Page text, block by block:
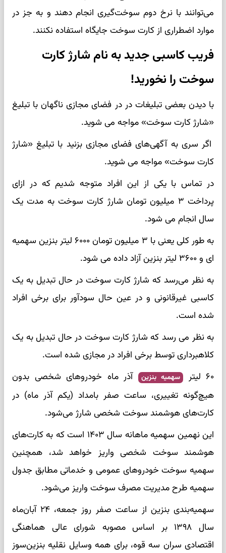
می‌توانند با نرخ دوم سوخت‌گیری انجام دهند و به جز در
موارد اضطراری از کارت سوخت جایگاه استفاده نکنند.
فریب کاسبی جدید به نام شارژ کارت
سوخت را نخورید!
با دیدن بعضی تبلیغات در در فضای مجازی ناگهان با تبلیغ
«شارژ کارت سوخت» مواجه می شوید.
اگر سری به آگهی‌های فضای مجازی بزنید با تبلیغ «شارژ
کارت سوخت» مواجه می شوید.
در تماس با یکی از این افراد متوجه شدیم که در ازای
پرداخت ۳ میلیون تومان شارژ کارت سوخت به مدت یک
سال انجام می شود.
به طور کلی یعنی با ۳ میلیون تومان ۶۰۰۰ لیتر بنزین سهمیه
ای و ۳۶۰۰ لیتر بنزین آزاد داده می شود.
به نظر می‌رسد که شارژ کارت سوخت در حال تبدیل به یک
کاسبی غیرقانونی و در عین حال سودآور برای برخی افراد
شده است.
به نظر می رسد که شارژ کارت سوخت در حال تبدیل به یک
کلاهبرداری توسط برخی افراد در مجازی شده است.
۶۰ لیتر
سهمیه بنزین
آذر ماه خودروهای شخصی بدون
هیچ‌گونه تغییری، ساعت صفر بامداد (یکم آذر ماه) در
کارت‌های هوشمند سوخت شخصی شارژ می‌شود.
این نهمین سهمیه ماهانه سال ۱۴۰۳ است که به کارت‌های
هوشمند سوخت شخصی واریز خواهد شد، همچنین
سهمیه سوخت خودروهای عمومی و خدماتی مطابق جدول
سهمیه طرح مدیریت مصرف سوخت واریز می‌شود.
سهمیه‌بندی بنزین از ساعت صفر روز جمعه، ۲۴ آبان‌ماه
سال ۱۳۹۸ بر اساس مصوبه شورای عالی هماهنگی
اقتصادی سران سه قوه، برای همه وسایل نقلیه بنزین‌سوز